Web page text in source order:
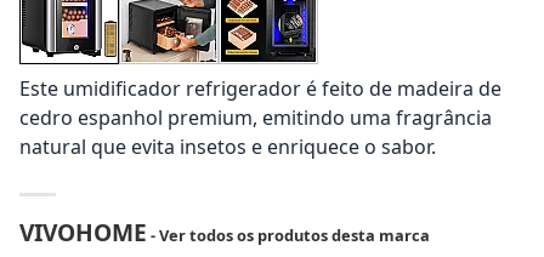
Este umidificador refrigerador é feito de madeira de
cedro espanhol premium, emitindo uma fragrância
natural que evita insetos e enriquece o sabor.
VIVOHOME - Ver todos os produtos desta marca